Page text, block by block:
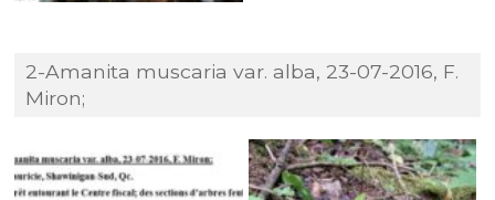
2-Amanita muscaria var. alba, 23-07-2016, F.
Miron;